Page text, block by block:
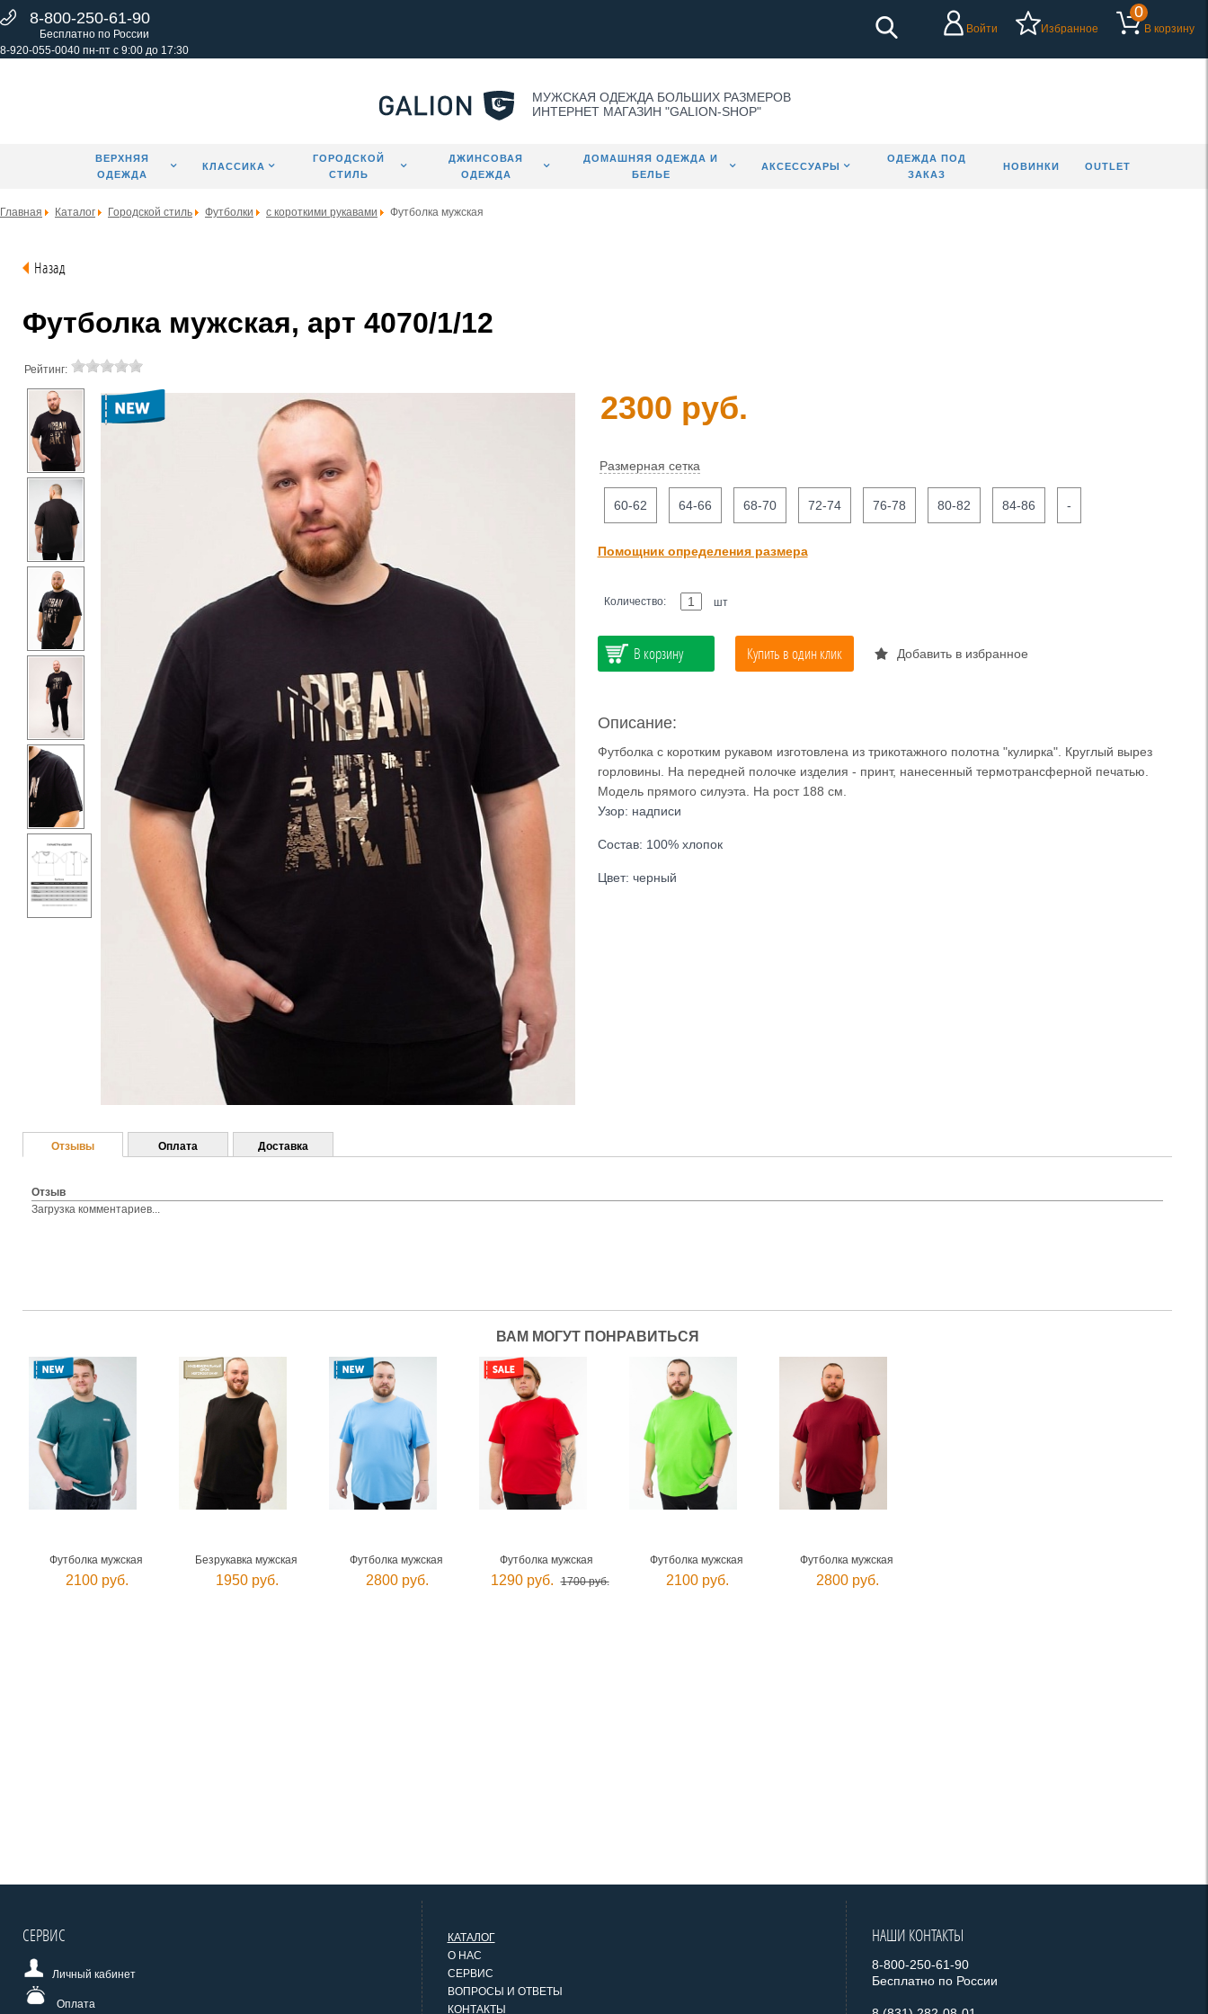
8-800-250-61-90
Бесплатно по России
8-920-055-0040 пн-пт с 9:00 до 17:30
Войти Избранное
0
В корзину
МУЖСКАЯ ОДЕЖДА БОЛЬШИХ РАЗМЕРОВ
ИНТЕРНЕТ МАГАЗИН "GALION-SHOP"
ВЕРХНЯЯ
ОДЕЖДА
КЛАССИКА
ГОРОДСКОЙ
СТИЛЬ
ДЖИНСОВАЯ
ОДЕЖДА
ДОМАШНЯЯ ОДЕЖДА И
БЕЛЬЕ
АКСЕССУАРЫ
ОДЕЖДА ПОД
ЗАКАЗ
НОВИНКИ OUTLET
Главная Каталог Городской стиль Футболки с короткими рукавами Футболка мужская
Назад
Футболка мужская, арт 4070/1/12
Рейтинг:
2300 руб.
Размерная сетка
60-62 64-66 68-70 72-74 76-78 80-82 84-86 -
Помощник определения размера
Количество: шт
В корзину Купить в один клик Добавить в избранное
Описание:
Футболка с коротким рукавом изготовлена из трикотажного полотна "кулирка". Круглый вырез
горловины. На передней полочке изделия - принт, нанесенный термотрансферной печатью.
Модель прямого силуэта. На рост 188 см.
Узор: надписи
Состав: 100% хлопок
Цвет: черный
Отзывы
Отзыв
Загрузка комментариев...
Оплата Доставка
ВАМ МОГУТ ПОНРАВИТЬСЯ
Футболка мужская
2100 руб.
Безрукавка мужская
1950 руб.
Футболка мужская
2800 руб.
Футболка мужская
1290 руб. 1700 руб.
Футболка мужская
2100 руб.
Футболка мужская
2800 руб.
СЕРВИС
Личный кабинет
Оплата
КАТАЛОГ
О НАС
СЕРВИС
ВОПРОСЫ И ОТВЕТЫ
КОНТАКТЫ
НАШИ КОНТАКТЫ
8-800-250-61-90
Бесплатно по России